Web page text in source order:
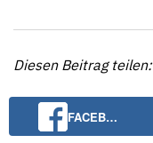
Diesen Beitrag teilen:
FACEB…